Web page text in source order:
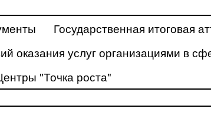
Государственная итоговая
оказания услуг организациями в
"Точка роста"